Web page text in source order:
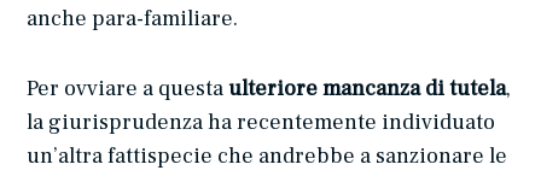
anche para-familiare.
Per ovviare a questaulteriore mancanza di tutela,
la giurisprudenza ha recentemente individuato
un’altra fattispecie che andrebbe a sanzionare le